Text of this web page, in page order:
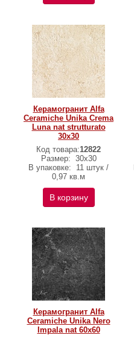
Керамогранит Alfa
Ceramiche Unika Crema
Luna nat strutturato
30х30
Код товара:12822
Размер: 30х30
В упаковке:
11 штук /
0,97 кв.м
В корзину
Керамогранит Alfa
Ceramiche Unika Nero
Impala nat 60х60